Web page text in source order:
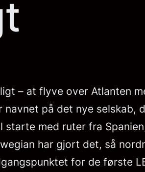
– at flyve over Atlanten
navnet på det nye
med ruter fra
har gjort det, så
for de første